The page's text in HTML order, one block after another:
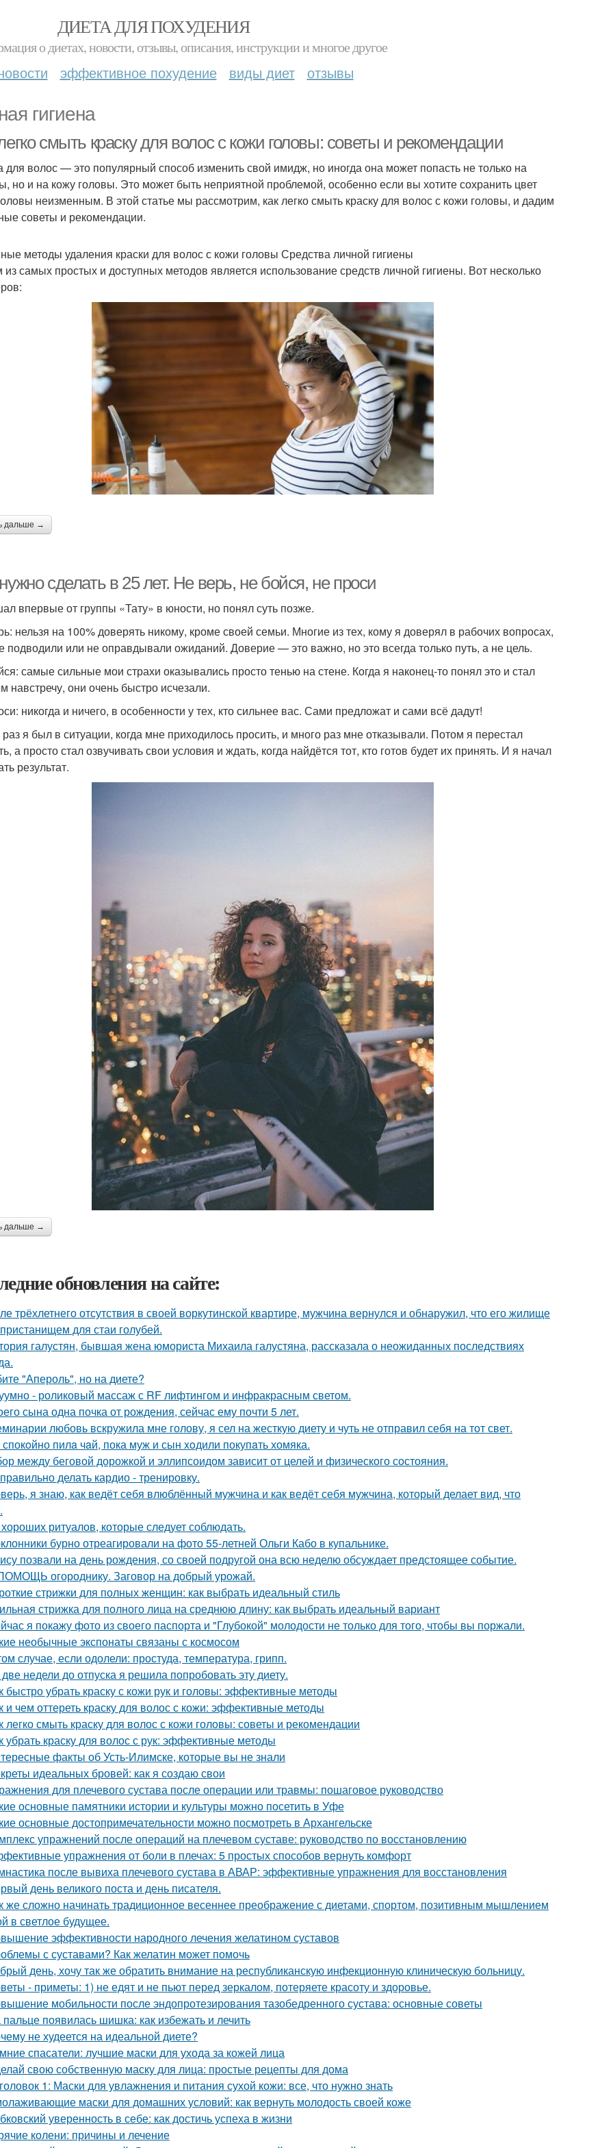
ДИЕТА ДЛЯ ПОХУДЕНИЯ
о диетах, новости, отзывы, описания, инструкции и многое другое
эффективное похудение виды диет отзывы
гигиена
смыть краску для волос с кожи головы: советы и рекомендации
для волос — это популярный способ изменить свой имидж, но иногда она может попасть не только на
но и на кожу головы. Это может быть неприятной проблемой, особенно если вы хотите сохранить цвет
неизменным. В этой статье мы рассмотрим, как легко смыть краску для волос с кожи головы, и дадим
советы и рекомендации.
методы удаления краски для волос с кожи головы Средства личной гигиены
самых простых и доступных методов является использование средств личной гигиены. Вот несколько
дальше →
сделать в 25 лет. Не верь, не бойся, не проси
впервые от группы «Тату» в юности, но понял суть позже.
нельзя на 100% доверять никому, кроме своей семьи. Многие из тех, кому я доверял в рабочих вопросах,
подводили или не оправдывали ожиданий. Доверие — это важно, но это всегда только путь, а не цель.
самые сильные мои страхи оказывались просто тенью на стене. Когда я наконец-то понял это и стал
навстречу, они очень быстро исчезали.
никогда и ничего, в особенности у тех, кто сильнее вас. Сами предложат и сами всё дадут!
я был в ситуации, когда мне приходилось просить, и много раз мне отказывали. Потом я перестал
а просто стал озвучивать свои условия и ждать, когда найдётся тот, кто готов будет их принять. И я начал
результат.
дальше →
обновления на сайте:
трёхлетнего отсутствия в своей воркутинской квартире, мужчина вернулся и обнаружил, что его жилище
для стаи голубей.
галустян, бывшая жена юмориста Михаила галустяна, рассказала о неожиданных последствиях
"Апероль", но на диете?
- роликовый массаж с RF лифтингом и инфракрасным светом.
сына одна почка от рождения, сейчас ему почти 5 лет.
любовь вскружила мне голову, я сел на жесткую диету и чуть не отправил себя на тот свет.
пилa чaй, пока муж и сын xoдили покупaть хомяка.
между беговой дорожкой и эллипсоидом зависит от целей и физического состояния.
делать кардио - тренировку.
я знаю, как ведёт себя влюблённый мужчина и как ведёт себя мужчина, который делает вид, что
ритуалов, которые следует соблюдать.
бурно отреагировали на фото 55-летней Ольги Кабо в купальнике.
позвали на день рождения, со своей подругой она всю неделю обсуждает предстоящее событие.
огороднику. Заговор на добрый урожай.
стрижки для полных женщин: как выбрать идеальный стиль
стрижка для полного лица на среднюю длину: как выбрать идеальный вариант
я покажу фото из своего паспорта и "Глубокой" молодости не только для того, чтобы вы поржали.
необычные экспонаты связаны с космосом
случае, если одолели: простуда, температура, грипп.
недели до отпуска я решила попробовать эту диету.
быстро убрать краску с кожи рук и головы: эффективные методы
и чем оттереть краску для волос с кожи: эффективные методы
легко смыть краску для волос с кожи головы: советы и рекомендации
убрать краску для волос с рук: эффективные методы
факты об Усть-Илимске, которые вы не знали
идеальных бровей: как я создаю свои
для плечевого сустава после операции или травмы: пошаговое руководство
основные памятники истории и культуры можно посетить в Уфе
основные достопримечательности можно посмотреть в Архангельске
упражнений после операций на плечевом суставе: руководство по восстановлению
упражнения от боли в плечах: 5 простых способов вернуть комфорт
после вывиха плечевого сустава в АВАР: эффективные упражнения для восстановления
день великого поста и день писателя.
же сложно начинать традиционное весеннее преображение с диетами, спортом, позитивным мышлением
в светлое будущее.
эффективности народного лечения желатином суставов
с суставами? Как желатин может помочь
день, хочу так же обратить внимание на республиканскую инфекционную клиническую больницу.
- приметы: 1) не едят и не пьют перед зеркалом, потеряете красоту и здоровье.
мобильности после эндопротезирования тазобедренного сустава: основные советы
появилась шишка: как избежать и лечить
не худеется на идеальной диете?
спасатели: лучшие маски для ухода за кожей лица
свою собственную маску для лица: простые рецепты для дома
1: Маски для увлажнения и питания сухой кожи: все, что нужно знать
маски для домашних условий: как вернуть молодость своей коже
уверенность в себе: как достичь успеха в жизни
колени: причины и лечение